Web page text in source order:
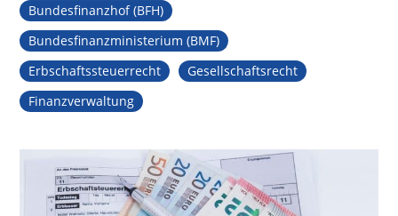
Bundesfinanzhof (BFH)
Bundesfinanzministerium (BMF)
Erbschaftssteuerrecht
Gesellschaftsrecht
Finanzverwaltung